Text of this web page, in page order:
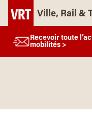
Ville, Rail &
Recevoir toute
mobilités >